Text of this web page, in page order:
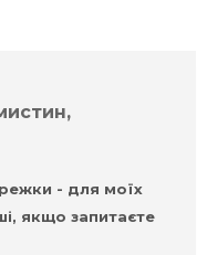
- для моїх
якщо запитаєте